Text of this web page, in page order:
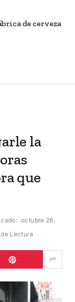
de cerveza
la
que
octubre 26,
Lectura